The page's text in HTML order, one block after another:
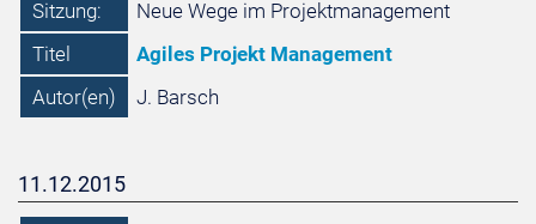
Sitzung:
Neue Wege im Projektmanagement
Titel
Agiles Projekt Management
Autor(en)
J. Barsch
11.12.2015